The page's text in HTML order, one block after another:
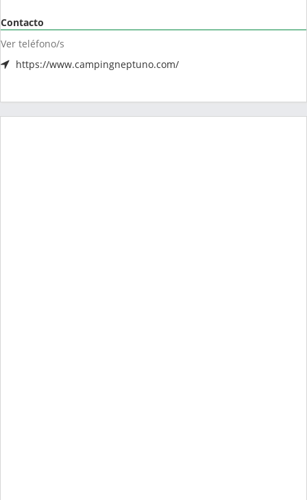
Contacto
Ver teléfono/s
https://www.campingneptuno.com/